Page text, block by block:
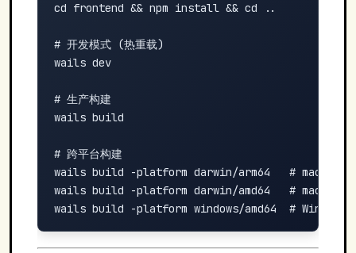
cd frontend && npm install && cd ..
# 开发模式 (热重载)
wails dev
# 生产构建
wails build
# 跨平台构建
wails build -platform darwin/arm64   # macOS
wails build -platform darwin/amd64   # macOS